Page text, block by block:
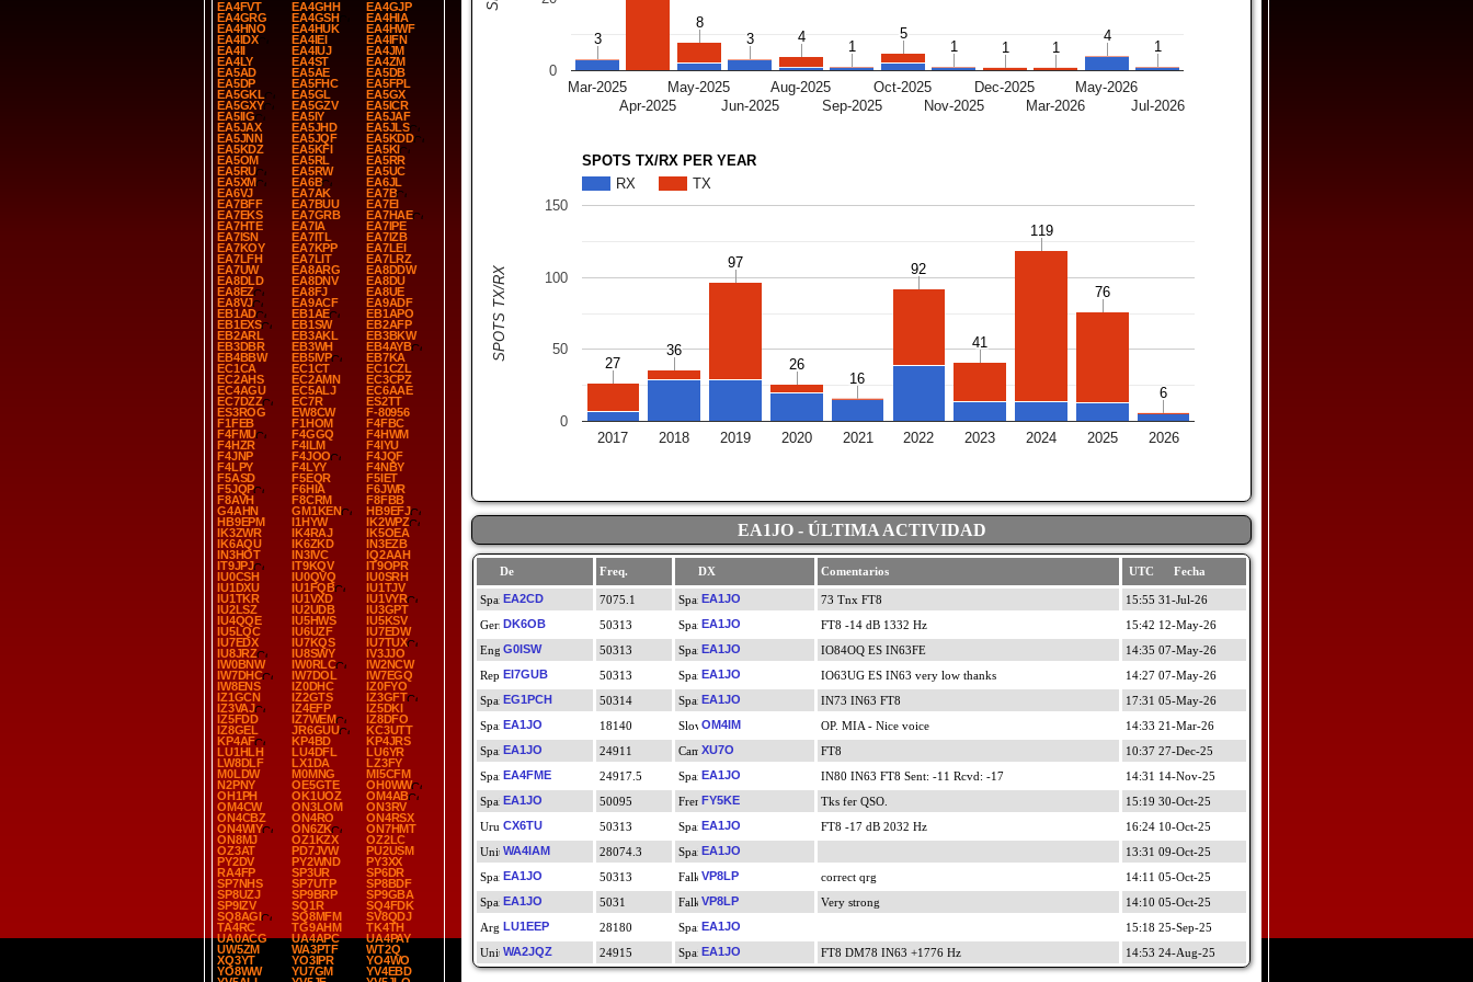
EA4FVT
EA4GHH
EA4GJP
EA4GRG
EA4GSH
EA4HIA
EA4HNO
EA4HUK
EA4HWF
EA4IDX
EA4IEI
EA4IFN
EA4II
EA4IUJ
EA4JM
EA4LY
EA4ST
EA4ZM
EA5AD
EA5AE
EA5DB
EA5DP
EA5FHC
EA5FPL
EA5GKL
EA5GL
EA5GX
EA5GXY
EA5GZV
EA5ICR
EA5IIG
EA5IY
EA5JAF
EA5JAX
EA5JHD
EA5JLS
EA5JNN
EA5JQF
EA5KDD
EA5KDZ
EA5KFI
EA5KI
EA5OM
EA5RL
EA5RR
EA5RU
EA5RW
EA5UC
EA5XM
EA6B
EA6JL
EA6VJ
EA7AK
EA7B
EA7BFF
EA7BUU
EA7EI
EA7EKS
EA7GRB
EA7HAE
EA7HTE
EA7IA
EA7IPE
EA7ISN
EA7ITL
EA7IZB
EA7KOY
EA7KPP
EA7LEI
EA7LFH
EA7LIT
EA7LRZ
EA7UW
EA8ARG
EA8DDW
EA8DLD
EA8DNV
EA8DU
EA8EZ
EA8FJ
EA8UE
EA8VJ
EA9ACF
EA9ADF
EB1AD
EB1AE
EB1APO
EB1EXS
EB1SW
EB2AFP
EB2ARL
EB3AKL
EB3BKW
EB3DBR
EB3WH
EB4AYB
EB4BBW
EB5IVP
EB7KA
EC1CA
EC1CT
EC1CZL
EC2AHS
EC2AMN
EC3CPZ
EC4AGU
EC5ALJ
EC6AAE
EC7DZZ
EC7R
ES2TT
ES3ROG
EW8CW
F-80956
F1FEB
F1HOM
F4FBC
F4FMU
F4GGQ
F4HWM
F4HZR
F4ILM
F4IYU
F4JNP
F4JOO
F4JQF
F4LPY
F4LYY
F4NBY
F5ASD
F5EQR
F5IET
F5JQP
F6HIA
F6JWR
F8AVH
F8CRM
F8FBB
G4AHN
GM1KEN
HB9EFJ
HB9EPM
I1HYW
IK2WPZ
IK3ZWR
IK4RAJ
IK5OEA
IK6AQU
IK6ZKD
IN3EZB
IN3HOT
IN3IVC
IQ2AAH
IT9JPJ
IT9KQV
IT9OPR
IU0CSH
IU0QVQ
IU0SRH
IU1DXU
IU1FQB
IU1TJV
IU1TKR
IU1VXD
IU1VYR
IU2LSZ
IU2UDB
IU3GPT
IU4QQE
IU5HWS
IU5KSV
IU5LQC
IU6UZF
IU7EDW
IU7EDX
IU7KQS
IU7TUX
IU8JRZ
IU8SWY
IV3JJO
IW0BNW
IW0RLC
IW2NCW
IW7DHC
IW7DOL
IW7EGQ
IW8ENS
IZ0DHC
IZ0FYO
IZ1GCN
IZ2GTS
IZ3GFT
IZ3VAJ
IZ4EFP
IZ5DKI
IZ5FDD
IZ7WEM
IZ8DFO
IZ8GEL
JR6GUU
KC3UTT
KP4AF
KP4BD
KP4JRS
LU1HLH
LU4DFL
LU6YR
LW8DLF
LX1DA
LZ3FY
M0LDW
M0MNG
MI5CFM
N2PNY
OE5GTE
OH0WW
OH1PH
OK1UOZ
OM4AB
OM4CW
ON3LOM
ON3RV
ON4CBZ
ON4RO
ON4RSX
ON4WIY
ON6ZK
ON7HMT
ON8MJ
OZ1KZX
OZ2LC
OZ3AT
PD7JVW
PU2USM
PY2DV
PY2WND
PY3XX
RA4FP
SP3UR
SP6DR
SP7NHS
SP7UTP
SP8BDF
SP8UZJ
SP9BRP
SP9GBA
SP9IZV
SQ1R
SQ4FDK
SQ8AGI
SQ8MFM
SV8QDJ
TA4RC
TG9AHM
TK4TH
UA0ACG
UA4APC
UA4PAY
UW5ZM
WA3PTF
WT2Q
XQ3YT
YO3IPR
YO4WO
YO8WW
YU7GM
YV4EBD
Mar-2025
Apr-2025
May-2025
Jun-2025
Aug-2025
Sep-2025
Oct-2025
Nov-2025
Dec-2025
Mar-2026
May-2026
Jul-2026
0
3
3
8
8
3
3 4
4
1
1
5
5
1
1 11 11
4
4
1
1
SPOTS TX/RX PER YEAR
RX
TX
2017 2018 2019 2020 2021 2022 2023 2024 2025 2026
0
50
100
150
27
27
36
36
97
97
26
26
16
16
92
92
41
41
119
119
76
76
6
6
SPOTS TX/RX
EA1JO - ÚLTIMA ACTIVIDAD
De Freq. DX Comentarios UTC Fecha
EA2CD 7075.1 EA1JO 73 Tnx FT8
15:55 31-Jul-26
DK6OB
50313 EA1JO FT8 -14 dB 1332 Hz
15:42 12-May-26
G0ISW
50313 EA1JO IO84OQ ES IN63FE
14:35 07-May-26
EI7GUB
50313 EA1JO IO63UG ES IN63 very low thanks
14:27 07-May-26
EG1PCH
50314 EA1JO IN73 IN63 FT8
17:31 05-May-26
EA1JO
18140 OM4IM OP. MIA - Nice voice
14:33 21-Mar-26
EA1JO
24911 XU7O FT8
10:37 27-Dec-25
EA4FME
24917.5 EA1JO IN80 IN63 FT8 Sent: -11 Rcvd: -17
14:31 14-Nov-25
EA1JO
50095 FY5KE Tks fer QSO.
15:19 30-Oct-25
CX6TU
50313 EA1JO FT8 -17 dB 2032 Hz
16:24 10-Oct-25
WA4IAM
28074.3 EA1JO
13:31 09-Oct-25
EA1JO
50313 VP8LP correct qrg
14:11 05-Oct-25
EA1JO
5031 VP8LP Very strong
14:10 05-Oct-25
LU1EEP
28180 EA1JO
15:18 25-Sep-25
WA2JQZ
24915 EA1JO FT8 DM78 IN63 +1776 Hz 14:53 24-Aug-25